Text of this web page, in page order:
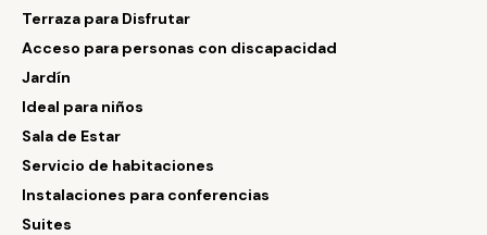
Terraza para Disfrutar
Acceso para personas con discapacidad
Jardín
Ideal para niños
Sala de Estar
Servicio de habitaciones
Instalaciones para conferencias
Suites